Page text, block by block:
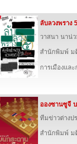
ลับลวงพราง
วาสนา นาน่
สำนักพิมพ์ ม
การเมืองแล
อองซานซูจี
ทีมข่าวต่างป
สำนักพิมพ์ ม